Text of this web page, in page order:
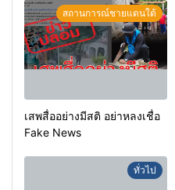
สถานการณ์ชายแดนใต้
เสพสื่ออย่างมีสติ อย่าหลงเชื่อ
Fake News
ทั่วไป